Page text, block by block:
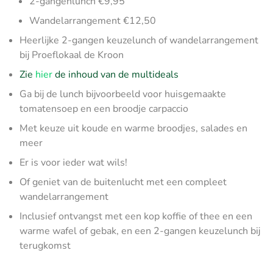
Wandelarrangement €12,50
Heerlijke 2-gangen keuzelunch of wandelarrangement
bij Proeflokaal de Kroon
Zie hierde inhoud van de multideals
Ga bij de lunch bijvoorbeeld voor huisgemaakte
tomatensoep en een broodje carpaccio
Met keuze uit koude en warme broodjes, salades en
meer
Er is voor ieder wat wils!
Of geniet van de buitenlucht met een compleet
wandelarrangement
Inclusief ontvangst met een kop koffie of thee en een
warme wafel of gebak, en een 2-gangen keuzelunch bij
terugkomst